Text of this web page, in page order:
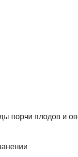
порчи плодов и